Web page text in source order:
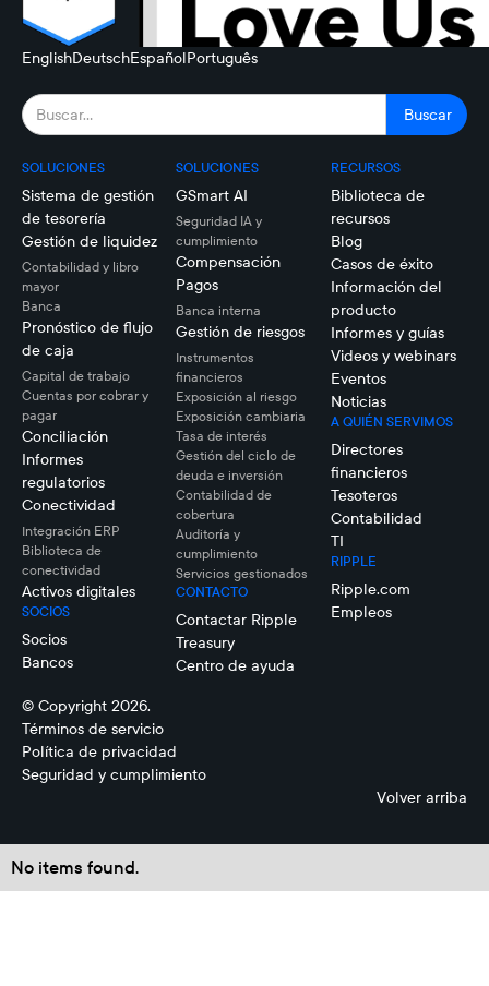
EnglishDeutschEspañolPortuguês
SOLUCIONES
Sistema de gestión
de tesorería
Gestión de liquidez
Contabilidad y libro
mayor
Banca
Pronóstico de flujo
de caja
Capital de trabajo
Cuentas por cobrar y
pagar
Conciliación
Informes
regulatorios
Conectividad
Integración ERP
Biblioteca de
conectividad
Activos digitales
SOCIOS
Socios
Bancos
SOLUCIONES
GSmart AI
Seguridad IA y
cumplimiento
Compensación
Pagos
Banca interna
Gestión de riesgos
Instrumentos
financieros
Exposición al riesgo
Exposición cambiaria
Tasa de interés
Gestión del ciclo de
deuda e inversión
Contabilidad de
cobertura
Auditoría y
cumplimiento
Servicios gestionados
CONTACTO
Contactar Ripple
Treasury
Centro de ayuda
RECURSOS
Biblioteca de
recursos
Blog
Casos de éxito
Información del
producto
Informes y guías
Videos y webinars
Eventos
Noticias
A QUIÉN SERVIMOS
Directores
financieros
Tesoteros
Contabilidad
TI
RIPPLE
Ripple.com
Empleos
© Copyright 2026.
Términos de servicio
Política de privacidad
Seguridad y cumplimiento
Volver arriba
No items found.